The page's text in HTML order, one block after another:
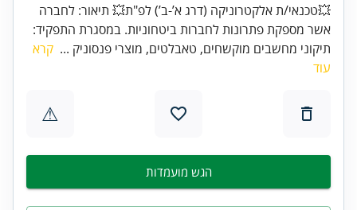
💥טכנאי/ת אלקטרוניקה (דרג א’-ב’) לפ"ת💥 תיאור: לחברה
אשר מספקת פתרונות לחברות ביטחוניות. במסגרת התפקיד:
תיקוני מחשבים מוקשחים, טאבלטים, מוצרי פנסוניק ... קרא
עוד
⚠
הגש מועמדות